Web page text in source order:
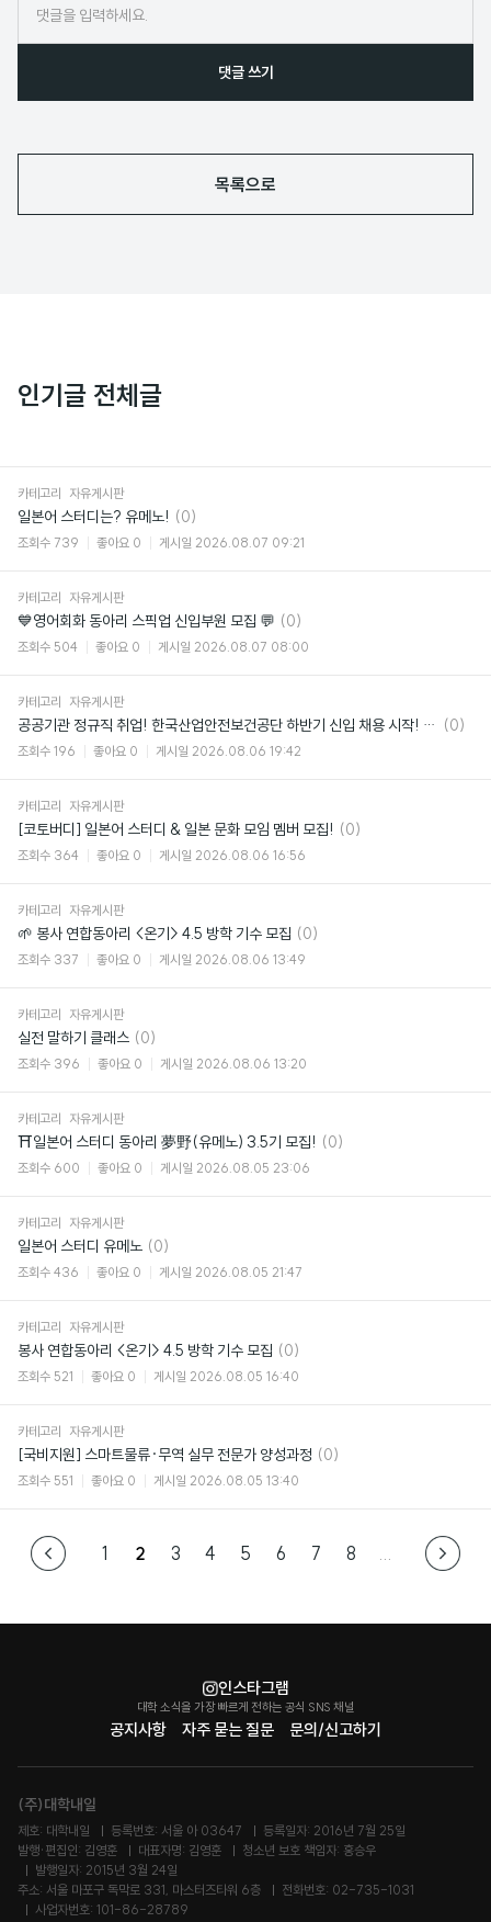
댓글 쓰기
목록으로
인기글 전체글
카테고리 자유게시판
일본어 스터디는? 유메노! 댓
글
(0)
조회수 739 좋아요 0 게시일 2026.08.07 09:21
카테고리 자유게시판
💙영어회화 동아리 스픽업 신입부원 모집 💬 댓
글
(0)
조회수 504 좋아요 0 게시일 2026.08.07 08:00
카테고리 자유게시판
공공기관 정규직 취업! 한국산업안전보건공단 하반기 신입 채용 시작! (~8/24) 댓
(0)
조회수 196 좋아요 0 게시일 2026.08.06 19:42
카테고리 자유게시판
[코토버디] 일본어 스터디 & 일본 문화 모임 멤버 모집! 댓
(0)
조회수 364 좋아요 0 게시일 2026.08.06 16:56
카테고리 자유게시판
🌱 봉사 연합동아리 <온기> 4.5 방학 기수 모집 댓
글
(0)
조회수 337 좋아요 0 게시일 2026.08.06 13:49
카테고리 자유게시판
실전 말하기 클래스 댓
글
(0)
조회수 396 좋아요 0 게시일 2026.08.06 13:20
카테고리 자유게시판
⛩일본어 스터디 동아리 夢野(유메노) 3.5기 모집! 댓
(0)
조회수 600 좋아요 0 게시일 2026.08.05 23:06
카테고리 자유게시판
일본어 스터디 유메노 댓
(0)
조회수 436 좋아요 0 게시일 2026.08.05 21:47
카테고리 자유게시판
봉사 연합동아리 <온기> 4.5 방학 기수 모집 댓
글
(0)
조회수 521 좋아요 0 게시일 2026.08.05 16:40
카테고리 자유게시판
[국비지원] 스마트물류·무역 실무 전문가 양성과정 댓
(0)
조회수 551 좋아요 0 게시일 2026.08.05 13:40
1 2 3 4 5 6 7 8
공지사항 자주 묻는 질문 문의/신고하기
인스타그램
대학 소식을 가장 빠르게 전하는 공식 SNS 채널
(주)대학내일
제호: 대학내일 등록번호: 서울 아 03647
등록일자: 2016년 7월 25일
발행·편집인: 김영훈
대표자명: 김영훈
청소년 보호 책임자: 홍승우
발행일자: 2015년 3월 24일
주소: 서울 마포구 독막로 331, 마스터즈타워 6층
전화번호: 02-735-1031
사업자번호: 101-86-28789